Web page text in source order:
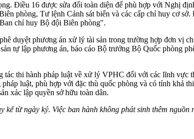
Điều 16 được sửa đổi toàn diện để phù hợp với Nghị
phòng, Tư lệnh Cảnh sát biển và các cấp chỉ huy cơ sở.
chỉ huy Bộ đội Biên phòng".
duyệt phương án xử lý tài sản trong trường hợp đơn vị
tự lập phương án, báo cáo Bộ trưởng Bộ Quốc phòng
tác thi hành pháp luật về xử lý VPHC đối với các lĩnh vực
luật, phù hợp với đặc thù quốc phòng và có tính khả
xác lập quyền sở hữu toàn dân.
từ ngày ký. Việc ban hành không phát sinh thêm